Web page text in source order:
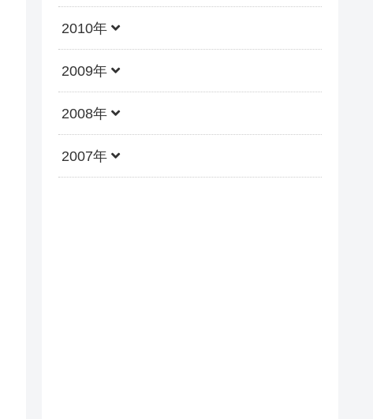
2010年
2009年
2008年
2007年